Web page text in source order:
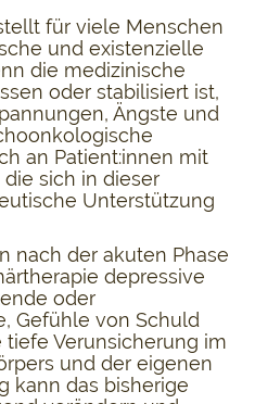
für viele Menschen
und existenzielle
die medizinische
oder stabilisiert ist,
Ängste und
an Patient:innen mit
sich in dieser
Unterstützung
nach der akuten Phase
depressive
oder
Gefühle von Schuld
Verunsicherung im
und der eigenen
kann das bisherige